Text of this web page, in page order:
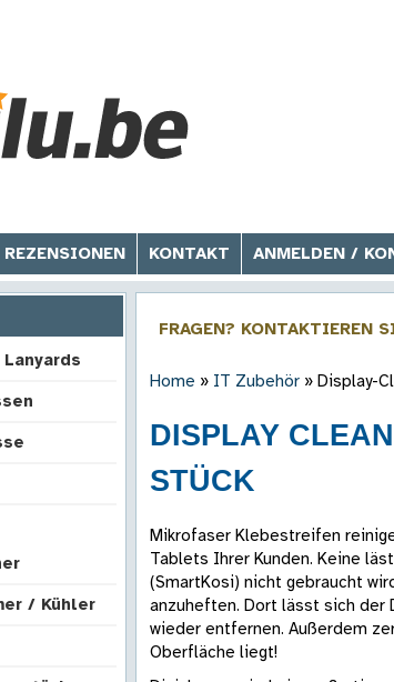
REZENSIONEN KONTAKT ANMELDEN /
/ Kühler
FRAGEN? KONTAKTIEREN
Home » IT Zubehör » Display-
DISPLAY
STÜCK
Mikrofaser Klebestreifen
Tablets Ihrer Kunden. Keine
(SmartKosi) nicht gebraucht
anzuheften. Dort lässt sich der
wieder entfernen. Außerdem
Oberfläche liegt!